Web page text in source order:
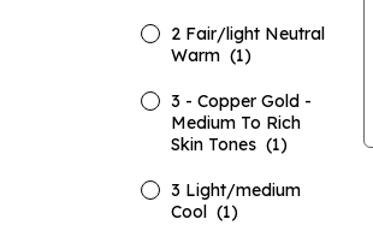
2 Fair/light Neutral
Warm (1)
3 - Copper Gold -
Medium To Rich
Skin Tones (1)
3 Light/medium
Cool (1)